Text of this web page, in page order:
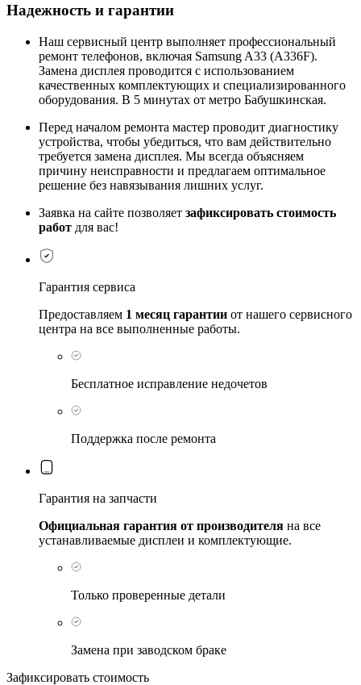
Надежность и гарантии
Наш сервисный центр выполняет профессиональный
ремонт телефонов, включая Samsung A33 (A336F).
Замена дисплея проводится с использованием
качественных комплектующих и специализированного
оборудования. В 5 минутах от метро Бабушкинская.
Перед началом ремонта мастер проводит диагностику
устройства, чтобы убедиться, что вам действительно
требуется замена дисплея. Мы всегда объясняем
причину неисправности и предлагаем оптимальное
решение без навязывания лишних услуг.
Заявка на сайте позволяет зафиксировать стоимость
работ для вас!
Гарантия сервиса
Предоставляем 1 месяц гарантии от нашего сервисного
центра на все выполненные работы.
Бесплатное исправление недочетов
Поддержка после ремонта
Гарантия на запчасти
Официальная гарантия от производителя на все
устанавливаемые дисплеи и комплектующие.
Только проверенные детали
Замена при заводском браке
Зафиксировать стоимость